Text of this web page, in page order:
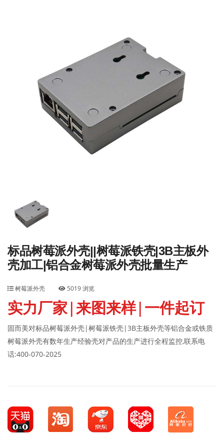
标品树莓派外壳||树莓派铁壳|3B主板外
壳加工|铝合金树莓派外壳批量生产
树莓派外壳 5019 浏览
实力厂家|来图来样|一件起订
固而美对标品树莓派外壳|树莓派铁壳|3B主板外壳等铝合金或铁质
树莓派外壳有数年生产经验壳对产品的生产进行全程监控,联系电
话:400-070-2025